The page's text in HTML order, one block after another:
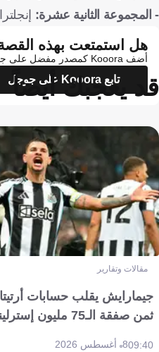
- المجموعة الثانية عشرة: إنجلترا بنسبة 100%، غانا
هل استمتعت بهذه
أضف Kooora كمصدر مفضل على جوجل للاطلاع على المزيد من تقاريرنا
تابع Kooora على جوجل
قد يعجبك أيضاً
مقالات وتقارير
جيمارايش يقلب حسابات
ثمن صفقة الـ75 مليون إسترليني؟
09:408 أغسطس 2026